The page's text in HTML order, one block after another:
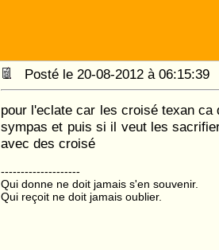
Posté le 20-08-2012 à
pour l'eclate car les croisé texan ca
sympas et puis si il veut les
avec des croisé
--------------------
Qui donne ne doit jamais s'en souvenir.
Qui reçoit ne doit jamais oublier.